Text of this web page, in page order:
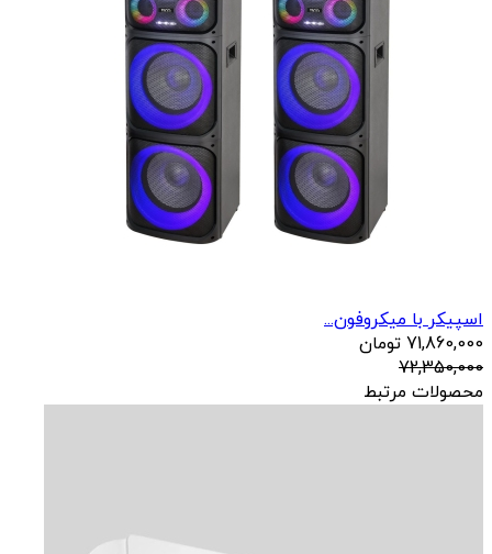
اسپیکر با میکروفون...
71,860,000 تومان
72,350,000
محصولات مرتبط